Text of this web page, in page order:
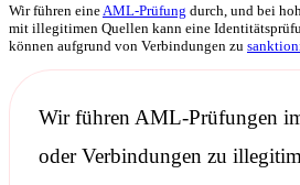
Wir führen eine AML-Prüfung durch, und bei
mit illegitimen Quellen kann eine
können aufgrund von Verbindungen zu
Wir führenAML-Prüfungen
oder Verbindungen zu